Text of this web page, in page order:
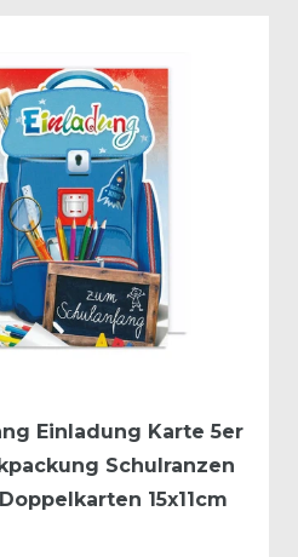
Einladung Karte 5er
Schulranzen
15x11cm